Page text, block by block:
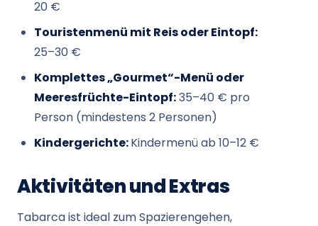
20 €
Touristenmenü mit Reis oder Eintopf:
25–30 €
Komplettes „Gourmet“-Menü oder
Meeresfrüchte-Eintopf:35–40 € pro
Person (mindestens 2 Personen)
Kindergerichte:Kindermenü ab 10–12 €
Aktivitäten und Extras
Tabarca ist ideal zum Spazierengehen,